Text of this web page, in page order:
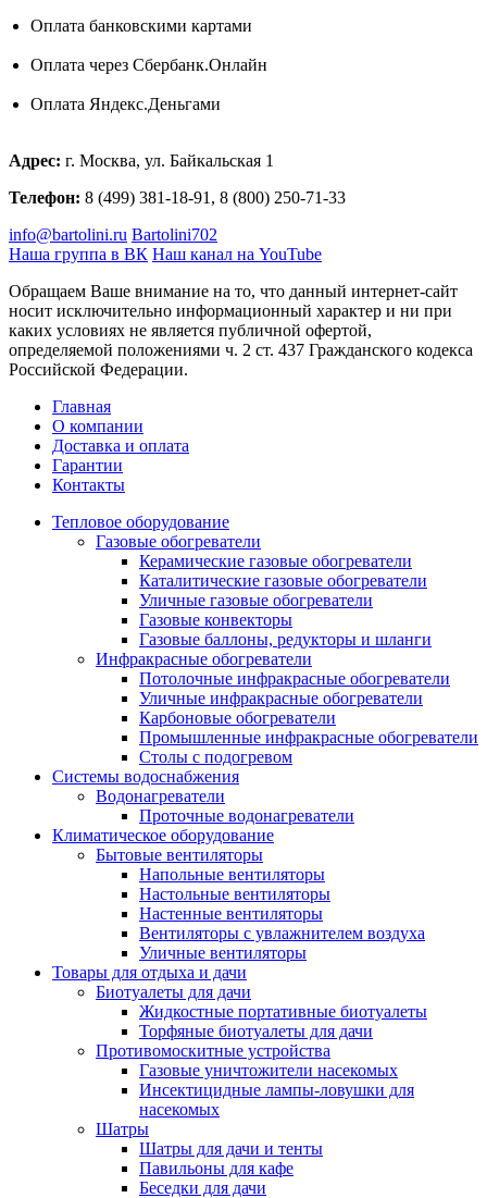
Оплата банковскими картами
Оплата через Сбербанк.Онлайн
Оплата Яндекс.Деньгами
Адрес: г. Москва, ул. Байкальская 1
Телефон: 8 (499) 381-18-91, 8 (800) 250-71-33
info@bartolini.ru Bartolini702
Наша группа в ВК Наш канал на YouTube
Обращаем Ваше внимание на то, что данный интернет-сайт
носит исключительно информационный характер и ни при
каких условиях не является публичной офертой,
определяемой положениями ч. 2 ст. 437 Гражданского кодекса
Российской Федерации.
Главная
О компании
Доставка и оплата
Гарантии
Контакты
Тепловое оборудование
Газовые обогреватели
Керамические газовые обогреватели
Каталитические газовые обогреватели
Уличные газовые обогреватели
Газовые конвекторы
Газовые баллоны, редукторы и шланги
Инфракрасные обогреватели
Потолочные инфракрасные обогреватели
Уличные инфракрасные обогреватели
Карбоновые обогреватели
Промышленные инфракрасные обогреватели
Столы с подогревом
Системы водоснабжения
Водонагреватели
Проточные водонагреватели
Климатическое оборудование
Бытовые вентиляторы
Напольные вентиляторы
Настольные вентиляторы
Настенные вентиляторы
Вентиляторы с увлажнителем воздуха
Уличные вентиляторы
Товары для отдыха и дачи
Биотуалеты для дачи
Жидкостные портативные биотуалеты
Торфяные биотуалеты для дачи
Противомоскитные устройства
Газовые уничтожители насекомых
Инсектицидные лампы-ловушки для
насекомых
Шатры
Шатры для дачи и тенты
Павильоны для кафе
Беседки для дачи